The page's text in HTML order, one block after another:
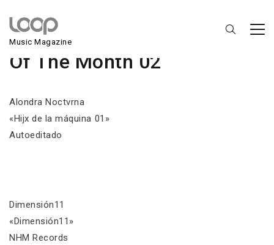
Music Magazine
Discos del Mes / Records
Of The Month 02
Alondra Noctvrna
«Hijx de la m​á​quina 01»
Autoeditado
Dimensión11
«Dimensión11»
NHM Records